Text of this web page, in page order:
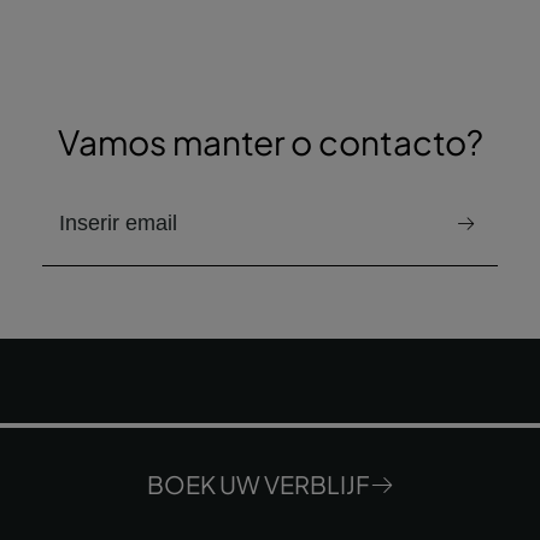
BOEK UW VERBLIJF
Vamos manter o contacto?
e-mail para receber a newsletter